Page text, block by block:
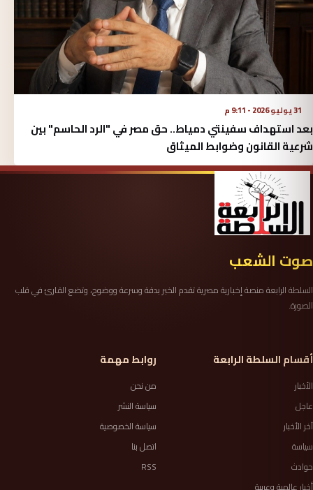
31 يوليو 2026 - 9:11 م
​بعد استهداف سفينتي دمياط.. حق مصر في "الرد الحاسم" بين
شرعية القانون وضوابط الميثاق
صوت الشعب
السلطة الرابعة منصة إخبارية مصرية تقدم الخبر بدقة وسرعة ووضوح، وتضع القارئ في قلب
الصورة.
أقسام السلطة الرابعة
الأخبار
عاجل
آخر الأخبار
سياسة
حوادث
أخبار عالمية وعربية
روابط مهمة
من نحن
سياسة النشر
سياسة الخصوصية
اتصل بنا
RSS